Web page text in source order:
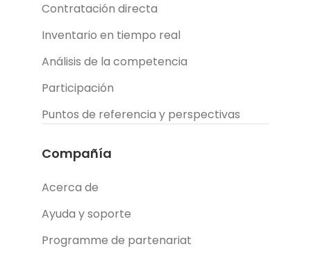
Contratación directa
Inventario en tiempo real
Análisis de la competencia
Participación
Puntos de referencia y perspectivas
Compañía
Acerca de
Ayuda y soporte
Programme de partenariat